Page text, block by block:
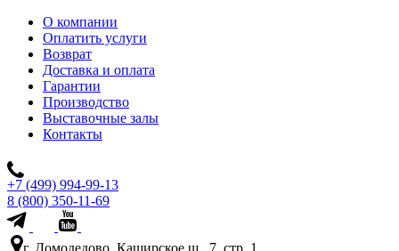
О компании
Оплатить услуги
Возврат
Доставка и оплата
Гарантии
Производство
Выставочные залы
Контакты
+7 (499) 994-99-13
8 (800) 350-11-69
г. Домодедово, Каширское ш., 7, стр. 1